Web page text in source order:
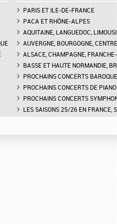
PARIS ET ILE-DE-FRANCE
PACA ET RHÔNE-ALPES
AQUITAINE, LANGUEDOC,
AUVERGNE, BOURGOGNE, CENTRE
ALSACE, CHAMPAGNE,
BASSE ET HAUTE NORMANDIE,
PROCHAINS CONCERTS
PROCHAINS CONCERTS DE PIANO
PROCHAINS CONCERTS
LES SAISONS 25/26 EN FRANCE,